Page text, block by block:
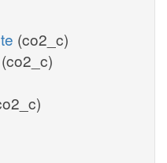
(co2_c)
(co2_c)